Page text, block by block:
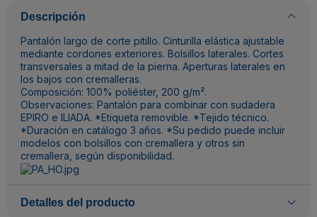
Descripción
Pantalón largo de corte pitillo. Cinturilla elástica ajustable
mediante cordones exteriores. Bolsillos laterales. Cortes
transversales a mitad de la pierna. Aperturas laterales en
los bajos con cremalleras.
Composición: 100% poliéster, 200 g/m².
Observaciones: Pantalón para combinar con sudadera
EPIRO e ILIADA. *Etiqueta removible. *Tejido técnico.
*Duración en catálogo 3 años. *Su pedido puede incluir
modelos con bolsillos con cremallera y otros sin
cremallera, según disponibilidad.
Detalles del producto